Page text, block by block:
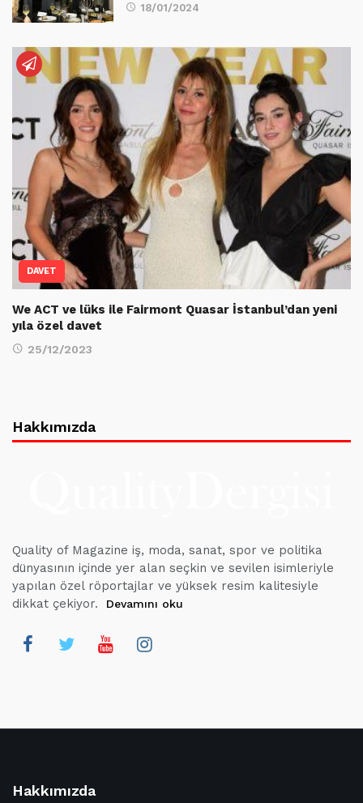
18/01/2024
DAVET
We ACT ve lüks ile Fairmont Quasar İstanbul’dan yeni
yıla özel davet
25/12/2023
Hakkımızda
Quality of Magazine iş, moda, sanat, spor ve politika
dünyasının içinde yer alan seçkin ve sevilen isimleriyle
yapılan özel röportajlar ve yüksek resim kalitesiyle
dikkat çekiyor.
Devamını oku
Hakkımızda